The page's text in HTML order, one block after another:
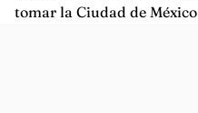
tomar la Ciudad de México